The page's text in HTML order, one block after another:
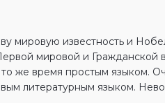
мировую известность и
мировой и Гражданской
же время простым языком.
литературным языком.